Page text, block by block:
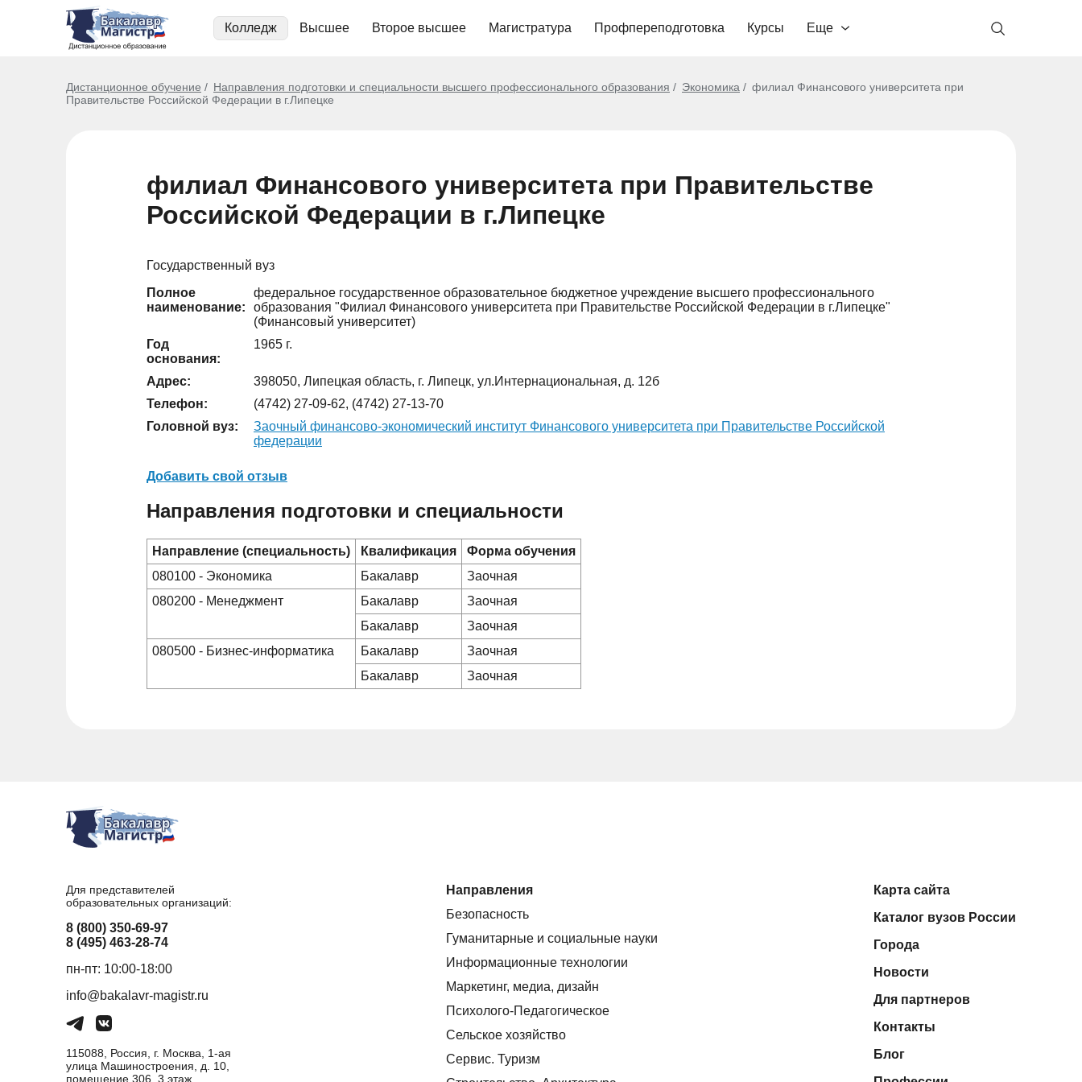
Колледж Высшее Второе высшее Магистратура Профпереподготовка Курсы Еще
Дистанционное обучение Направления подготовки и специальности высшего профессионального образования Экономика
филиал Финансового университета при
Правительстве Российской Федерации в г.Липецке
филиал Финансового университета при Правительстве
Российской Федерации в г.Липецке
Государственный вуз
Полное
наименование:
федеральное государственное образовательное бюджетное учреждение высшего профессионального
образования "Филиал Финансового университета при Правительстве Российской Федерации в г.Липецке"
(Финансовый университет)
Год
основания:
1965 г.
Адрес:
398050, Липецкая область, г. Липецк, ул.Интернациональная, д. 12б
Телефон:
(4742) 27-09-62, (4742) 27-13-70
Головной вуз:
Заочный финансово-экономический институт Финансового университета при Правительстве Российской
федерации
Добавить свой отзыв
Направления подготовки и специальности
Направление (специальность) Квалификация
Форма обучения
080100 - Экономика
Бакалавр
Заочная
080200 - Менеджмент
Бакалавр
Заочная
Бакалавр
Заочная
080500 - Бизнес-информатика
Бакалавр
Заочная
Бакалавр
Заочная
Для представителей
образовательных организаций:
8 (800) 350-69-97
8 (495) 463-28-74
пн-пт: 10:00-18:00
info@bakalavr-magistr.ru
115088, Россия, г. Москва, 1-ая
улица Машиностроения, д. 10,
помещение 306, 3 этаж,
Направления
Безопасность
Гуманитарные и социальные науки
Информационные технологии
Маркетинг, медиа, дизайн
Психолого-Педагогическое
Сельское хозяйство
Сервис. Туризм
Карта сайта
Каталог вузов России
Города
Новости
Для партнеров
Контакты
Блог